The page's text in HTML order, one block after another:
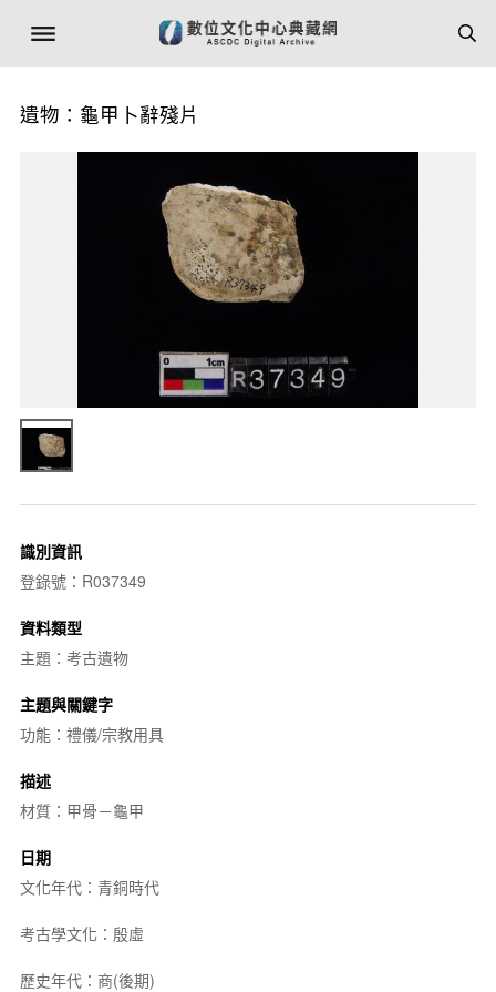
遺物：龜甲卜辭殘片
識別資訊
登錄號：R037349
資料類型
主題：考古遺物
主題與關鍵字
功能：禮儀/宗教用具
描述
材質：甲骨－龜甲
日期
文化年代：青銅時代
考古學文化：殷虛
歷史年代：商(後期)